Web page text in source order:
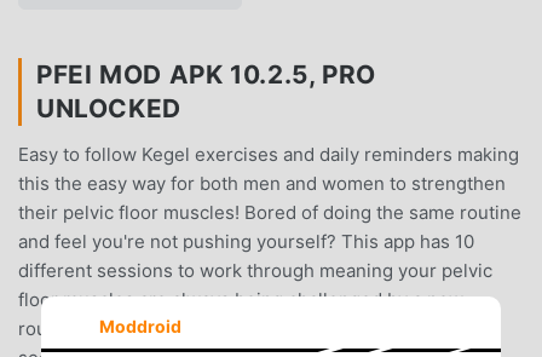
PFEI MOD APK 10.2.5, PRO
UNLOCKED
Easy to follow Kegel exercises and daily reminders making
this the easy way for both men and women to strengthen
their pelvic floor muscles! Bored of doing the same routine
and feel you're not pushing yourself? This app has 10
different sessions to work through meaning your pelvic
floor muscles are always being challenged by a new
routine. Quick and easy - all sessions are between 30
Moddroid